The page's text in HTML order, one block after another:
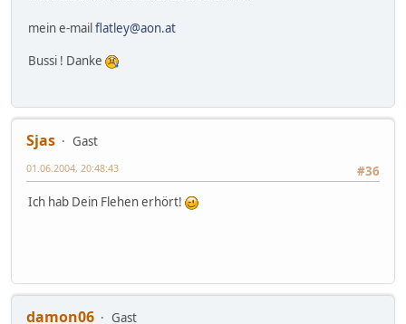
mein e-mail flatley@aon.at
Bussi ! Danke
Sjas
Gast
#36
01.06.2004, 20:48:43
Ich hab Dein Flehen erhört!
damon06
Gast